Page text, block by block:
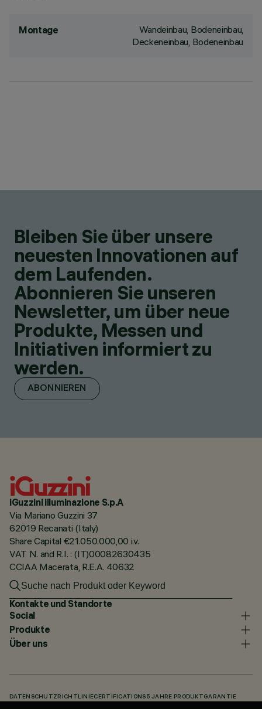
Montage
Wandeinbau, Bodeneinbau,
Deckeneinbau, Bodeneinbau
Bleiben Sie über unsere
neuesten Innovationen auf
dem Laufenden.
Abonnieren Sie unseren
Newsletter, um über neue
Produkte, Messen und
Initiativen informiert zu
werden.
ABONNIEREN
iGuzzini illuminazione S.p.A
Via Mariano Guzzini 37
62019 Recanati (Italy)
Share Capital €21.050.000,00 i.v.
VAT N. and R.I. : (IT)00082630435
CCIAA Macerata, R.E.A. 40632
Kontakte und Standorte
Social
Produkte
Über uns
DATENSCHUTZRICHTLINIECERTIFICATIONS 5 JAHRE PRODUKTGARANTIE